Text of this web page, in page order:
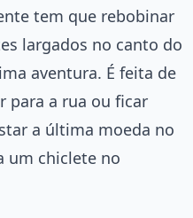
tem que rebobinar
largados no canto do
aventura. É feita de
para a rua ou ficar
a última moeda no
um chiclete no